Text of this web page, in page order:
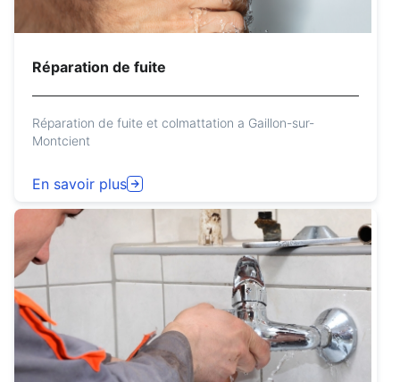
Réparation de fuite
Réparation de fuite et colmattation a Gaillon-sur-
Montcient
En savoir plus